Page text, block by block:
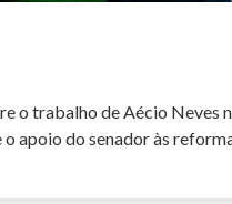
o trabalho de Aécio Neves
o apoio do senador às